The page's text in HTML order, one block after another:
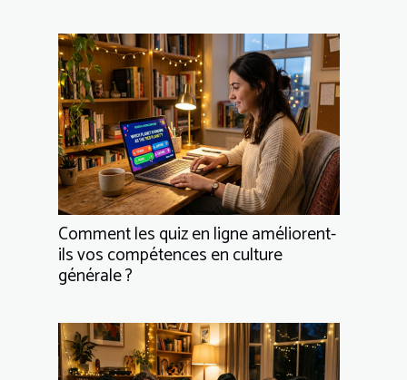
Comment les quiz en ligne améliorent-
ils vos compétences en culture
générale ?